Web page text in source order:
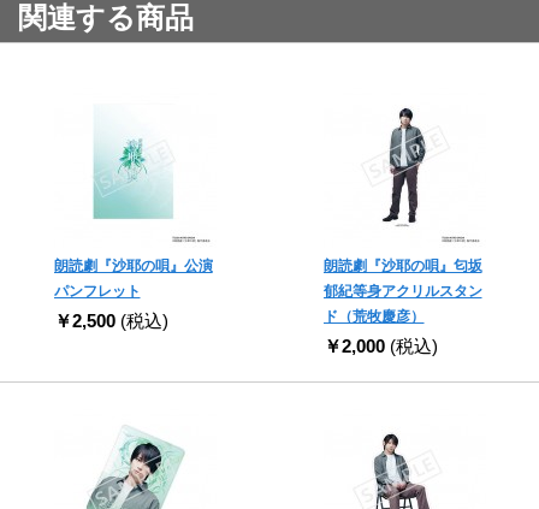
関連する商品
朗読劇『沙耶の唄』公演
パンフレット
￥2,500 (税込)
朗読劇『沙耶の唄』匂坂
郁紀等身アクリルスタン
ド（荒牧慶彦）
￥2,000 (税込)